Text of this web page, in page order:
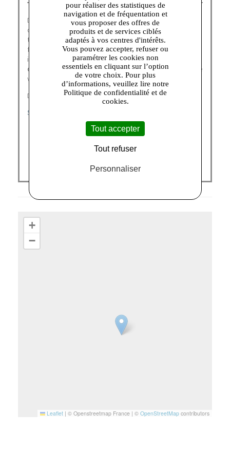
Depuis 1898, Le Tanneurimagine, dessine et fabrique
des
sacs et des accessoires nobleset essentiels qui
traversent le temps, sans prendre une ride. A toutes les
femmes et les hommes revendiquant une allure
intemporelle, Le Tanneur propose une large collection
de maroquinerieà porter au quotidien et aimer toute une
vie.
Découvrez nos catégories :
SACS FEMME
+
−
Leaflet | © Openstreetmap France | © OpenStreetMap contributors
pour réaliser des statistiques de
navigation et de fréquentation et
vous proposer des offres de
produits et de services ciblés
adaptés à vos centres d'intérêts.
Vous pouvez accepter, refuser ou
paramétrer les cookies non
essentiels en cliquant sur l’option
de votre choix. Pour plus
d’informations, veuillez lire notre
Politique de confidentialité et de
cookies.
Tout accepter
Tout refuser
Personnaliser